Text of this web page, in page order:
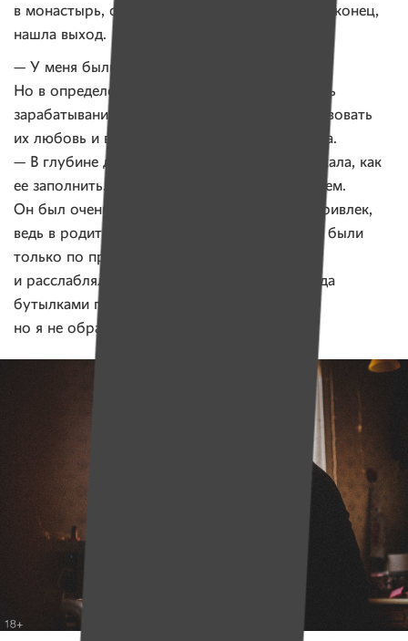
в монастырь, обращалась к астрологам. И, наконец,
нашла выход.
— У меня были прекрасные родители.
Но в определенный момент они так увлеклись
зарабатыванием денег, что я перестала чувствовать
их любовь и внимание, — рассказывает Ирина.
— В глубине души появилась пустота, и я искала, как
ее заполнить. В 18 лет познакомилась с парнем.
Он был очень эмоциональным, чем меня и привлек,
ведь в родительской семье хорошие эмоции были
только по праздникам, когда все выпивали
и расслаблялись. Молодой человек уже тогда
бутылками пил вино и бегал за самогонкой,
но я не обращала на это внимания.